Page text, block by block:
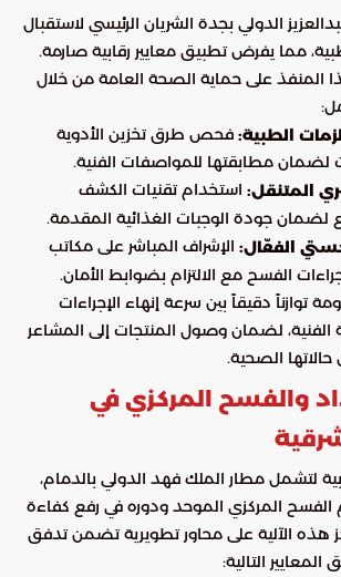
الدولي بجدة الشريان الرئيسي لاستقبال
مما يفرض تطبيق معايير رقابية صارمة.
المنفذ على حماية الصحة العامة من خلال
الطبية: فحص طرق تخزين الأدوية
لضمان مطابقتها للمواصفات الفنية.
المتنقل: استخدام تقنيات الكشف
لضمان جودة الوجبات الغذائية المقدمة.
الفعّال: الإشراف المباشر على مكاتب
الفسح مع الالتزام بضوابط الأمان.
دقيقاً بين سرعة إنهاء الإجراءات
الفنية، لضمان وصول المنتجات إلى المشاعر
الصحية.
والفسح المركزي في
لتشمل مطار الملك فهد الدولي بالدمام،
المركزي الموحد ودوره في رفع كفاءة
هذه الآلية على محاور تطويرية تضمن تدفق
التالية: